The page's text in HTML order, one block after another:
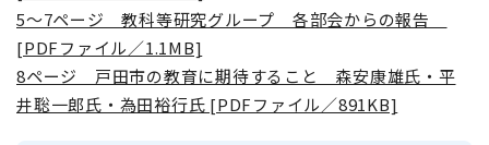
5～7ページ 教科等研究グループ 各部会からの報告
[PDFファイル／1.1MB]
8ページ 戸田市の教育に期待すること 森安康雄氏・平
井聡一郎氏・為田裕行氏 [PDFファイル／891KB]